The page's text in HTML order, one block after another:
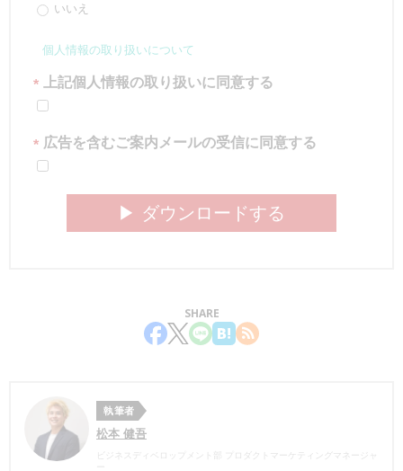
いいえ
個人情報の取り扱いについて
* 上記個人情報の取り扱いに同意する
* 広告を含むご案内メールの受信に同意する
▶︎ ダウンロードする
SHARE
執筆者
松本 健吾
ビジネスディベロップメント部 プロダクトマーケティングマネージャ